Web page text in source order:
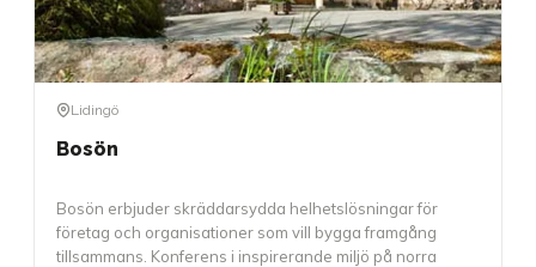
Lidingö
Bosön
Bosön erbjuder skräddarsydda helhetslösningar för
företag och organisationer som vill bygga framgång
tillsammans. Konferens i inspirerande miljö på norra